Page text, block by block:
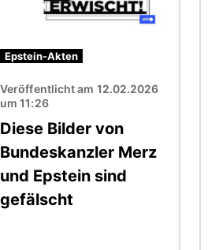
Epstein-Akten
Veröffentlicht am 12.02.2026
um 11:26
Diese Bilder von
Bundeskanzler Merz
und Epstein sind
gefälscht